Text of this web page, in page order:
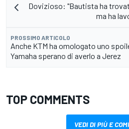
Dovizioso: "Bautista ha
ma ha
PROSSIMO ARTICOLO
Anche KTM ha omologato uno
Yamaha sperano di averlo a Jerez
TOP COMMENTS
VEDI DI PIÙ E